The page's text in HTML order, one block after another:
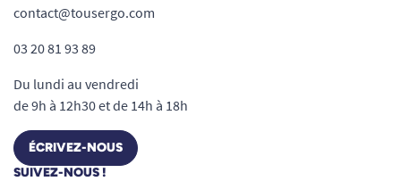
Besoin de conseils sur l’accessibilité ? Consultez
notre guide dédié
musée accessible
aménagement PMR pour une solution
Voir tous les produits pour rendre accessible un commerce / musée.
contact@tousergo.com
03 20 81 93 89
Du lundi au vendredi
de 9h à 12h30 et de 14h à 18h
ÉCRIVEZ-NOUS
SUIVEZ-NOUS !